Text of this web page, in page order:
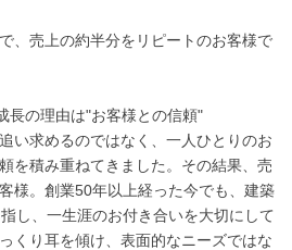
、売上の約半分をリピートのお客様で
の理由は"お客様との信頼"
い求めるのではなく、一人ひとりのお
を積み重ねてきました。その結果、売
様。創業50年以上経った今でも、建築
し、一生涯のお付き合いを大切にして
くり耳を傾け、表面的なニーズではな